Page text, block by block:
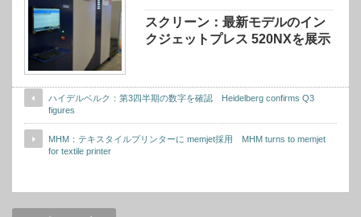
スクリーン：最新モデルのイン
クジェットプレス 520NXを展示
ハイデルベルク：第3四半期の数字を確認 Heidelberg confirms Q3
figures
MHM：テキスタイルプリンターに memjet採用 MHM turns to memjet
for textile printer